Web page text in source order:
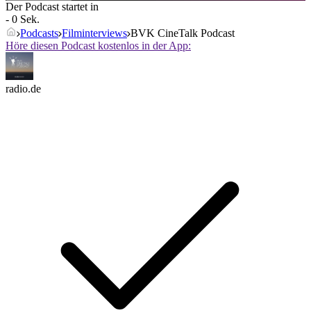
Der Podcast startet in
- 0 Sek.
Podcasts Filminterviews BVK CineTalk Podcast
Höre diesen Podcast kostenlos in der App:
radio.de